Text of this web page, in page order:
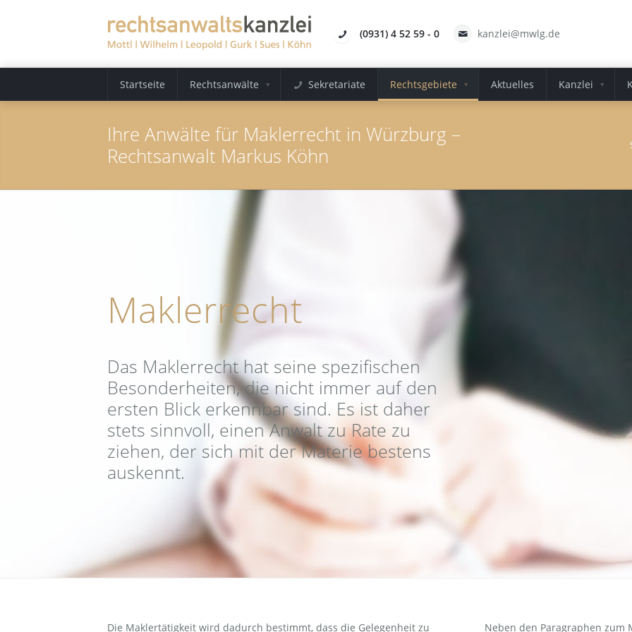
(0931) 4 52 59 - 0 kanzlei@mwlg.de
Startseite Rechtsanwälte Sekretariate Rechtsgebiete Aktuelles Kanzlei
Ihre Anwälte für Maklerrecht in Würzburg –
Rechtsanwalt Markus Köhn
Maklerrecht
Das Maklerrecht hat seine spezifischen
Besonderheiten, die nicht immer auf den
ersten Blick erkennbar sind. Es ist daher
stets sinnvoll, einen Anwalt zu Rate zu
ziehen, der sich mit der Materie bestens
auskennt.
Die Maklertätigkeit wird dadurch bestimmt, dass die Gelegenheit zu
Neben den Paragraphen zum